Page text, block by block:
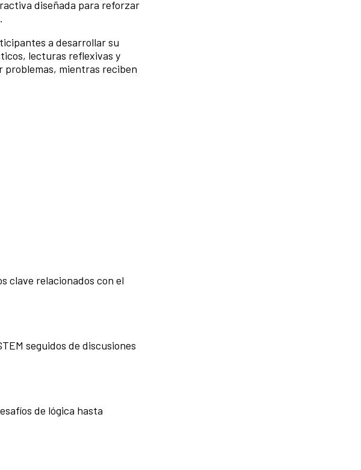
diseñada para reforzar
a desarrollar su
lecturas reflexivas y
problemas, mientras reciben
clave relacionados con el
seguidos de discusiones
de lógica hasta